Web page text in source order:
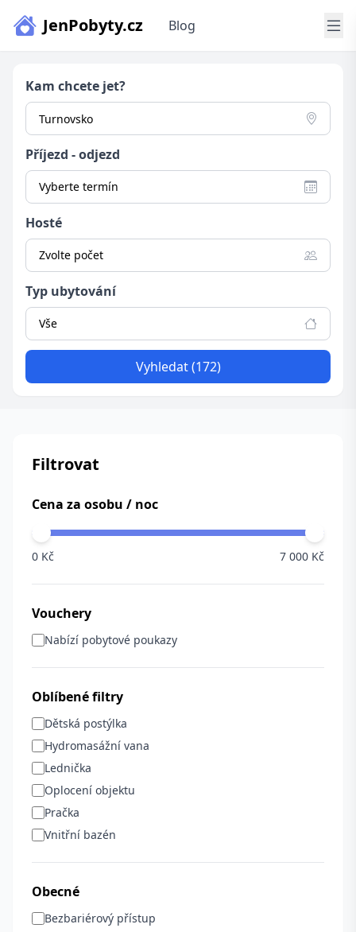
JenPobyty.cz Blog
Kam chcete jet?
Příjezd - odjezd
Vyberte termín
Hosté
Zvolte počet
Typ ubytování
Vše
Vyhledat (172)
Filtrovat
Cena za osobu / noc
0 Kč 7 000 Kč
Vouchery
Nabízí pobytové poukazy
Oblíbené filtry
Dětská postýlka
Hydromasážní vana
Lednička
Oplocení objektu
Pračka
Vnitřní bazén
Obecné
Bezbariérový přístup